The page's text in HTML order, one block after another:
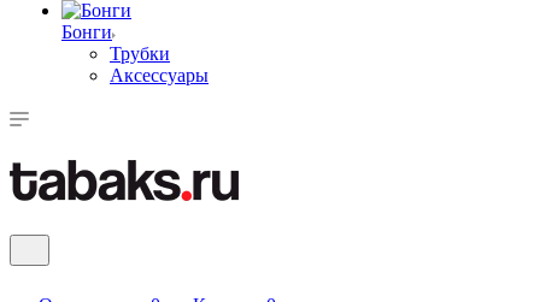
Бонги
Трубки
Аксессуары